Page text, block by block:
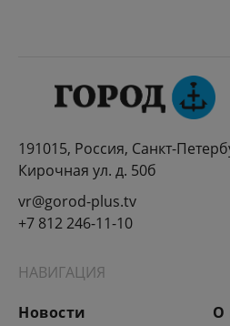
191015, Россия, Санкт-
Кирочная ул. д. 50б
vr@gorod-plus.tv
+7 812 246-11-10
НАВИГАЦИЯ
Новости
О